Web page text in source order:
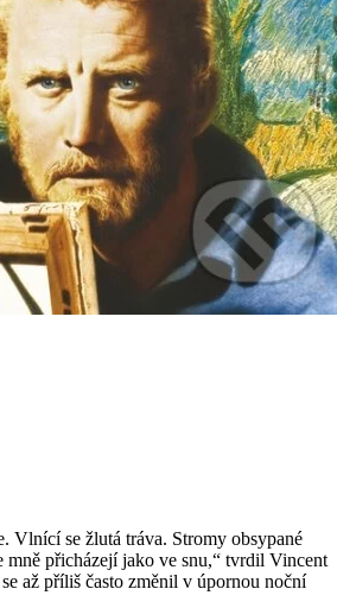
Vlnící se žlutá tráva. Stromy obsypané
přicházejí jako ve snu,“ tvrdil Vincent
až příliš často změnil v úpornou noční